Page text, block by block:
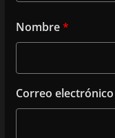
Nombre*
Correo electrónico